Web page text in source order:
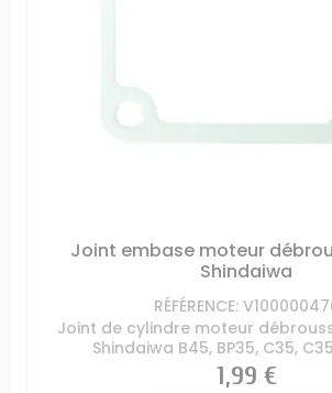
Joint embase moteur
Shindaiwa
RÉFÉRENCE:
Joint de cylindre moteur
Shindaiwa B45, BP35, C35,
Prix
1,99 €